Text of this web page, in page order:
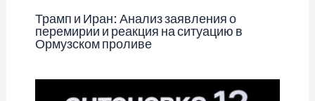
Трамп и Иран: Анализ заявления о
перемирии и реакция на ситуацию в
Ормузском проливе